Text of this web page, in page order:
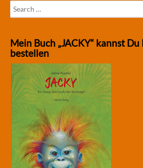
Search
for:
Mein Buch „JACKY“ kannst
bestellen